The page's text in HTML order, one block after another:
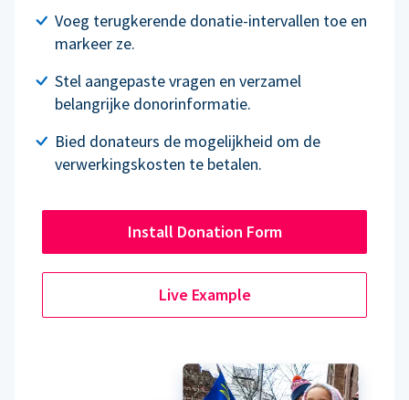
Voeg terugkerende donatie-intervallen toe en
markeer ze.
Stel aangepaste vragen en verzamel
belangrijke donorinformatie.
Bied donateurs de mogelijkheid om de
verwerkingskosten te betalen.
Install Donation Form
Live Example